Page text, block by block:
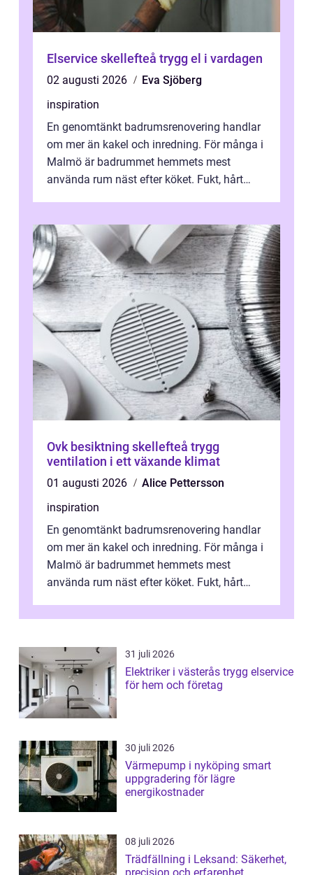
Elservice skellefteå trygg el i vardagen
02 augusti 2026
Eva Sjöberg
inspiration
En genomtänkt badrumsrenovering handlar
om mer än kakel och inredning. För många i
Malmö är badrummet hemmets mest
använda rum näst efter köket. Fukt, hårt
Ovk besiktning skellefteå trygg
ventilation i ett växande klimat
01 augusti 2026
Alice Pettersson
inspiration
En genomtänkt badrumsrenovering handlar
om mer än kakel och inredning. För många i
Malmö är badrummet hemmets mest
använda rum näst efter köket. Fukt, hårt
...
31 juli 2026
Elektriker i västerås trygg elservice
för hem och företag
30 juli 2026
Värmepump i nyköping smart
uppgradering för lägre
energikostnader
08 juli 2026
Trädfällning i Leksand: Säkerhet,